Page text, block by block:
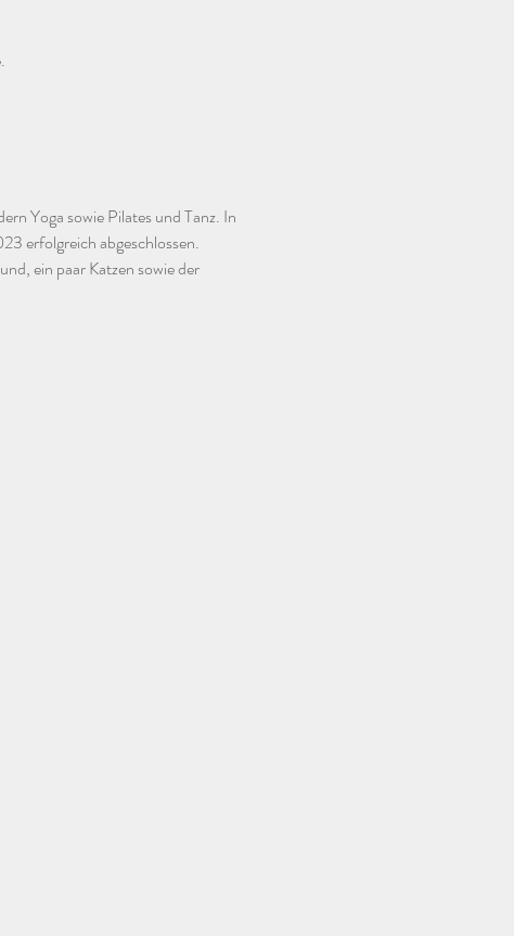
Yoga sowie Pilates und Tanz. In
erfolgreich abgeschlossen.
ein paar Katzen sowie der